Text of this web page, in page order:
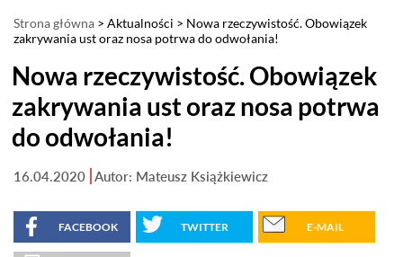
Strona główna > Aktualności > Nowa rzeczywistość. Obowiązek
zakrywania ust oraz nosa potrwa do odwołania!
Nowa rzeczywistość. Obowiązek
zakrywania ust oraz nosa potrwa
do odwołania!
16.04.2020 Autor: Mateusz Książkiewicz
FACEBOOK TWITTER E-MAIL